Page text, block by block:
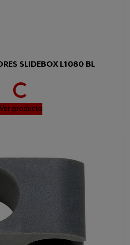
SLIDEBOX L1080 BL
Loading...
Ver producto